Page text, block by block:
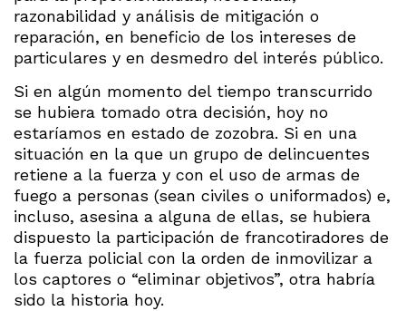
razonabilidad y análisis de mitigación o
reparación, en beneficio de los intereses de
particulares y en desmedro del interés público.
Si en algún momento del tiempo transcurrido
se hubiera tomado otra decisión, hoy no
estaríamos en estado de zozobra. Si en una
situación en la que un grupo de delincuentes
retiene a la fuerza y con el uso de armas de
fuego a personas (sean civiles o uniformados) e,
incluso, asesina a alguna de ellas, se hubiera
dispuesto la participación de francotiradores de
la fuerza policial con la orden de inmovilizar a
los captores o “eliminar objetivos”, otra habría
sido la historia hoy.